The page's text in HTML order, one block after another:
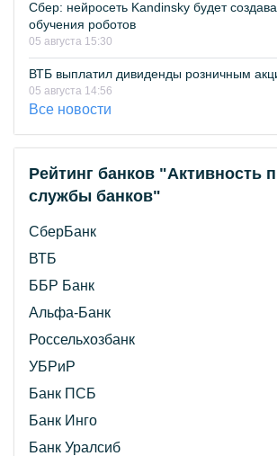
Сбер: нейросеть Kandinsky будет
обучения роботов
05 августа 15:30
ВТБ выплатил дивиденды розничным
05 августа 14:56
Все новости
Рейтинг банков "Активность
службы банков"
СберБанк
ВТБ
ББР Банк
Альфа-Банк
Россельхозбанк
УБРиР
Банк ПСБ
Банк Инго
Банк Уралсиб